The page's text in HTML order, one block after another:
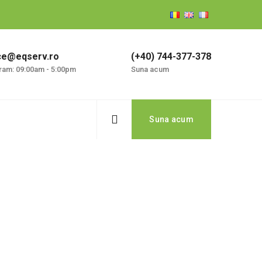
09:00am - 5:00pm
(+40) 744-377-378
Suna acum
Suna acum